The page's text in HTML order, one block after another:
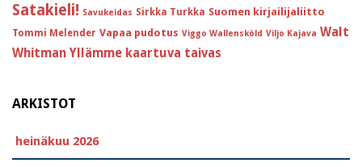
Satakieli! Savukeidas Sirkka Turkka Suomen kirjailijaliitto
Tommi Melender Vapaa pudotus Viggo Wallensköld Viljo Kajava Walt
Whitman Yllämme kaartuva taivas
ARKISTOT
heinäkuu 2026